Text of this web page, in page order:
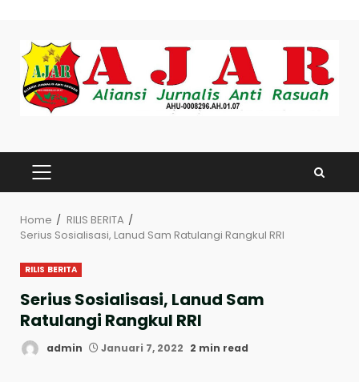
content
PRIMARY
MENU
Home
RILIS BERITA
Serius Sosialisasi, Lanud Sam Ratulangi Rangkul RRI
RILIS BERITA
Serius Sosialisasi, Lanud Sam
Ratulangi Rangkul RRI
admin Januari 7, 2022 2 min read